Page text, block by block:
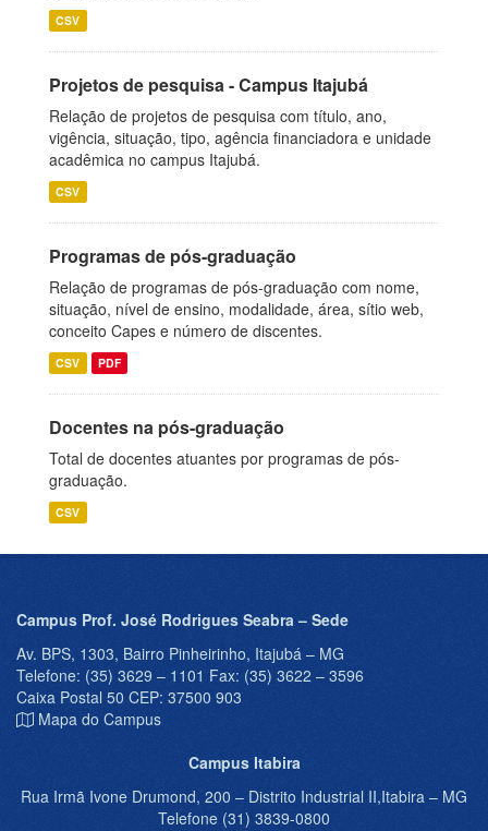
CSV
Projetos de pesquisa - Campus Itajubá
Relação de projetos de pesquisa com título, ano,
vigência, situação, tipo, agência financiadora e unidade
acadêmica no campus Itajubá.
CSV
Programas de pós-graduação
Relação de programas de pós-graduação com nome,
situação, nível de ensino, modalidade, área, sítio web,
conceito Capes e número de discentes.
CSV PDF
Docentes na pós-graduação
Total de docentes atuantes por programas de pós-
graduação.
CSV
Campus Prof. José Rodrigues Seabra – Sede
Av. BPS, 1303, Bairro Pinheirinho, Itajubá – MG
Telefone: (35) 3629 – 1101 Fax: (35) 3622 – 3596
Caixa Postal 50 CEP: 37500 903
Mapa do Campus
Campus Itabira
Rua Irmã Ivone Drumond, 200 – Distrito Industrial II,Itabira – MG
Telefone (31) 3839-0800